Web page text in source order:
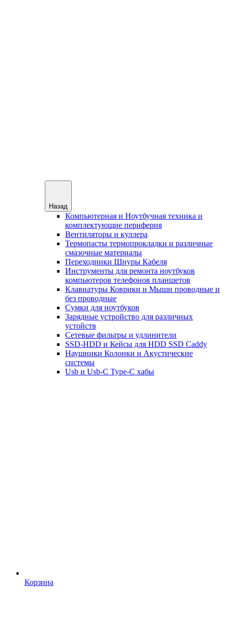
Назад
Компьютерная и Ноутбучная техника и
комплектующие периферия
Вентиляторы и куллера
Термопасты термопрокладки и различные
смазочные материалы
Переходники Шнуры Кабеля
Инструменты для ремонта ноутбуков
компьютеров телефонов планшетов
Клавиатуры Коврики и Мыши проводные и
без проводные
Сумки для ноутбуков
Зарядные устройство для различных
устойств
Сетевые фильтры и удлинители
SSD-HDD и Кейсы для HDD SSD Caddy
Наушники Колонки и Акустические
системы
Usb и Usb-C Type-C хабы
Корзина